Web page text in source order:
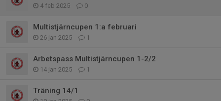
4 feb 2025 0
Multistjärncupen 1:a februari
26 jan 2025 1
Arbetspass Multistjärncupen 1-2/2
14 jan 2025 1
Träning 14/1